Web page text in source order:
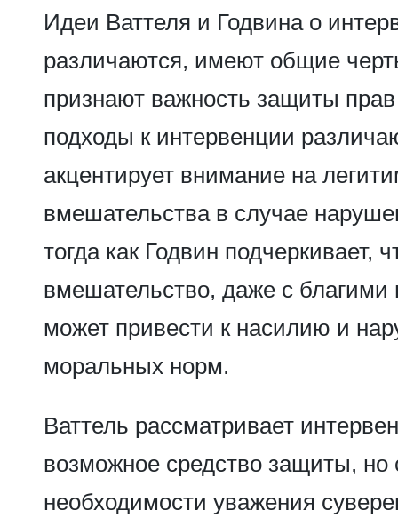
Идеи Ваттеля и Годвина о
различаются, имеют общие
признают важность защиты
подходы к интервенции
акцентирует внимание на
вмешательства в случае
тогда как Годвин подчеркивает,
вмешательство, даже с
может привести к насилию и
моральных норм.
Ваттель рассматривает
возможное средство защиты, но
необходимости уважения